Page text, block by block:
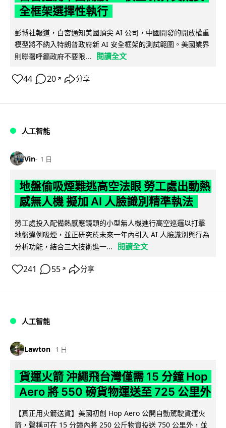
全框架選擇性執行
彭博社報道，白宮通知美國頂尖 AI 公司，中國開發的開放權重
模型將不納入特朗普政府新 AI 安全框架的測試範圍。美國業界
則聯署呼籲政府不要限...
閱讀全文
44 20 ↗ 分享
人工智能
Vin 1 日
地盤偷吸煙難逃高空法眼 勞工處出動熱
感無人機 擬加 AI 人臉識別精準執法
勞工處投入配備熱感應鏡頭的小型無人機進行高空巡邏以打擊
地盤違例吸煙，並正研究於未來一年內引入 AI 人臉識別與行為
分析功能，結合三大技術進一...
閱讀全文
241 55 ↗ 分享
人工智能
Lawton 1 日
貨運火箭 沖繩飛台灣僅需 15 分鐘 Hop
Aero 將 550 磅貨物運送至 725 公里外
【真正用火箭送貨】美國初創 Hop Aero 公開自動駕駛貨運火
箭，聲稱可在 15 分鐘內將 250 公斤物資投送 750 公里外，並